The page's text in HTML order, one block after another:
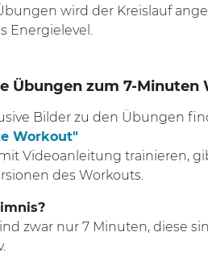
wird der Kreislauf
Energielevel.
Übungen zum 7-Minuten
Bilder zu den Übungen
Workout"
Videoanleitung trainieren,
des Workouts.
zwar nur 7 Minuten, diese